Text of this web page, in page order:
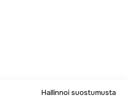
Hallinnoi suostumusta